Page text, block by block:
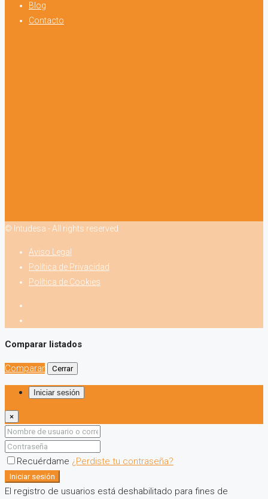
Blog
Contacto
© Intudesa - All rights reserved
Aviso Legal
Política de Privacidad
Política de Cookies
Comparar listados
Comparar Cerrar
Iniciar sesión
×
Recuérdame ¿Perdiste tu contraseña?
Iniciar sesión
El registro de usuarios está deshabilitado para fines de